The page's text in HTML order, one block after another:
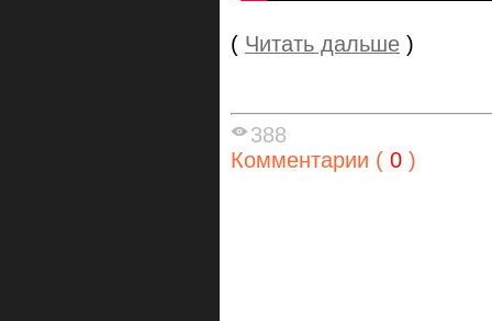
( Читать дальше )
388
Комментарии ( 0 )